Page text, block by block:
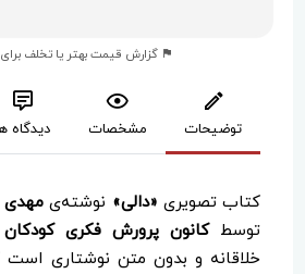
گزارش قیمت بهتر یا تخلف
توضیحات مشخصات دیدگاه
کتاب تصویری«دالی» نوشته‌یمهدی
توسطکانون پرورش فکری کودکان
خلاقانه و بدون متن نوشتاری